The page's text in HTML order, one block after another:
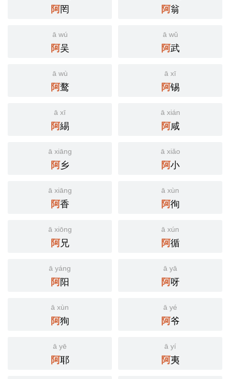
阿罔 阿翁
ā wú
阿吴
ā wǔ
阿武
ā wù
阿鹜
ā xī
阿锡
ā xī
阿緆
ā xián
阿咸
ā xiāng
阿乡
ā xiǎo
阿小
ā xiāng
阿香
ā xùn
阿徇
ā xiōng
阿兄
ā xún
阿循
ā yáng
阿阳
ā yā
阿呀
ā xùn
阿狥
ā yé
阿爷
ā yē
阿耶
ā yí
阿夷